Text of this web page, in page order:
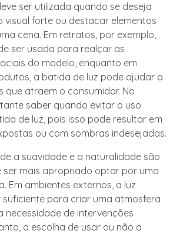
ser utilizada quando se deseja
visual forte ou destacar elementos
cena. Em retratos, por exemplo,
ser usada para realçar as
do modelo, enquanto em
a batida de luz pode ajudar a
que atraem o consumidor. No
saber quando evitar o uso
de luz, pois isso pode resultar em
ou com sombras indesejadas.
a suavidade e a naturalidade são
ser mais apropriado optar por uma
Em ambientes externos, a luz
suficiente para criar uma atmosfera
necessidade de intervenções
a escolha de usar ou não a